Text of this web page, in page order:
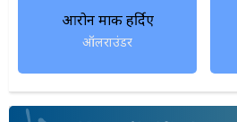
आरोन मार्क हर्दिए
ऑलराउंडर